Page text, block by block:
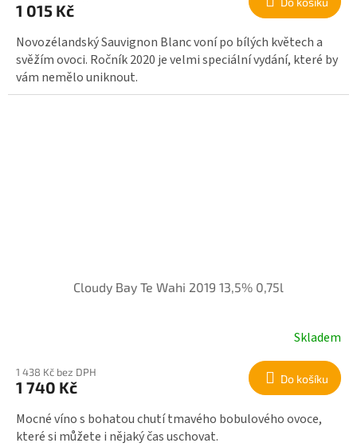
1 015 Kč
Novozélandský Sauvignon Blanc voní po bílých květech a
svěžím ovoci. Ročník 2020 je velmi speciální vydání, které by
vám nemělo uniknout.
Cloudy Bay Te Wahi 2019 13,5% 0,75l
Skladem
1 438 Kč bez DPH
1 740 Kč Do košíku
Mocné víno s bohatou chutí tmavého bobulového ovoce,
které si můžete i nějaký čas uschovat.